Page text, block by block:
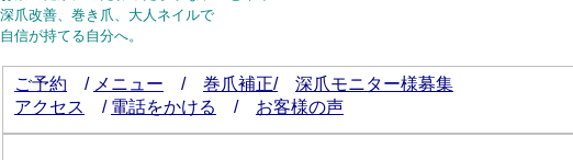
深爪改善、巻き爪、大人ネイルで
自信が持てる自分へ。
ご予約 / メニュー / 巻爪補正/
深爪モニター様募集
アクセス
/ 電話をかける / お客様の声